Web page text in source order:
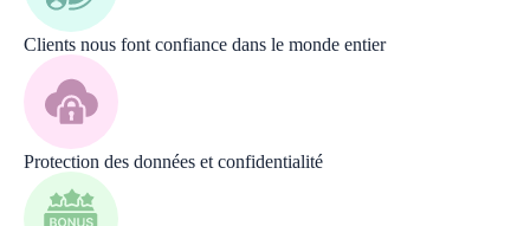
Сlients nous font confiance dans le monde entier
Protection des données et confidentialité